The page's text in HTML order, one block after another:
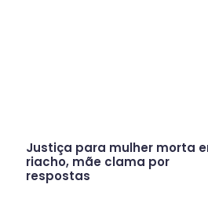
Justiça para mulher morta
riacho, mãe clama por
respostas